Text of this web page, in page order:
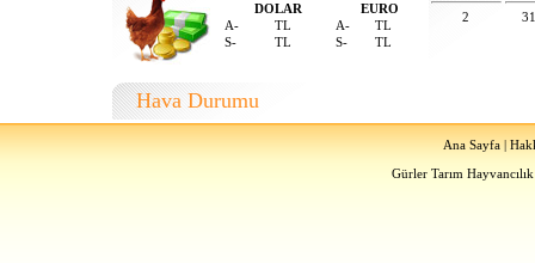
DOLAR
EURO
A-
TL A-
TL
S-
TL S- TL
2 31
Hava Durumu
Ana Sayfa |
Gürler Tarım